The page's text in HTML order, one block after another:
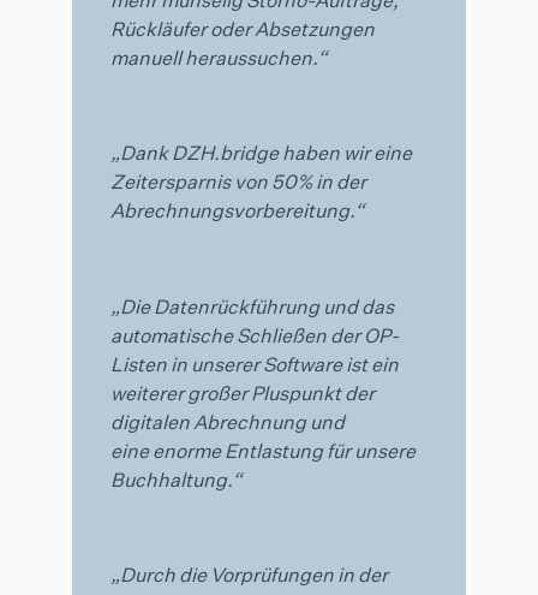
Rückläufer oder Absetzungen
manuell heraussuchen.“
„Dank DZH.bridge haben wir eine
Zeitersparnis von 50% in der
Abrechnungsvorbereitung.“
„Die Datenrückführung und das
automatische Schließen der OP-
Listen in unserer Software ist ein
weiterer großer Pluspunkt der
digitalen Abrechnung und
eine enorme Entlastung für unsere
Buchhaltung.“
„Durch die Vorprüfungen in der